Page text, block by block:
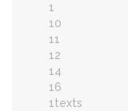
1
10
11
12
14
16
1texts